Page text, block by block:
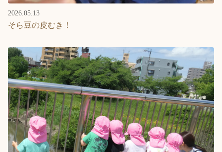
2026.05.13
そら豆の皮むき！